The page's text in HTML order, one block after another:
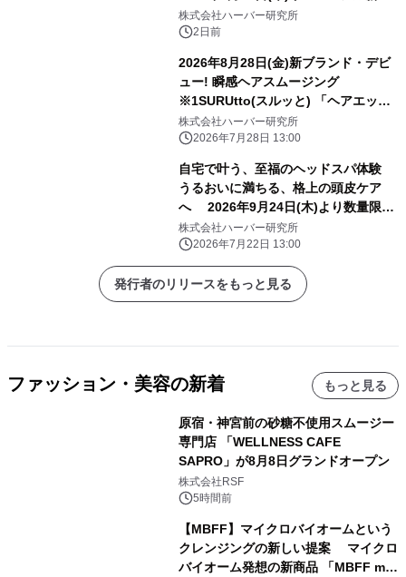
売！ ハリ・つや満ちる、3D成分※1配
合のジェルクリーム 『モイスチャーエ
株式会社ハーバー研究所
2日前
2026年8月28日(金)新ブランド・デビ
ュー! 瞬感ヘアスムージング
※1SURUtto(スルッと) 「ヘアエッセ
ンスオイル」「ヘアトリートメントミ
スト」 全国のロフト※2・PLAZA※2
株式会社ハーバー研究所
2026年7月28日 13:00
自宅で叶う、至福のヘッドスパ体験
うるおいに満ちる、格上の頭皮ケア
へ 2026年9月24日(木)より数量限定
発売！ 『地肌マッサージクレンズ』
株式会社ハーバー研究所
2026年7月22日 13:00
発行者のリリースをもっと見る
ファッション・美容の新着 もっと見る
原宿・神宮前の砂糖不使用スムージー
専門店 「WELLNESS CAFE
SAPRO」が8月8日グランドオープン
株式会社RSF
5時間前
【MBFF】マイクロバイオームという
クレンジングの新しい提案 マイクロ
バイオーム発想の新商品 「MBFF mb